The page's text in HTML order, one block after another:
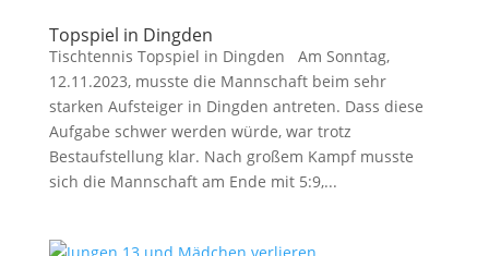
Topspiel in Dingden
Tischtennis Topspiel in Dingden Am Sonntag,
12.11.2023, musste die Mannschaft beim sehr
starken Aufsteiger in Dingden antreten. Dass diese
Aufgabe schwer werden würde, war trotz
Bestaufstellung klar. Nach großem Kampf musste
sich die Mannschaft am Ende mit 5:9,...